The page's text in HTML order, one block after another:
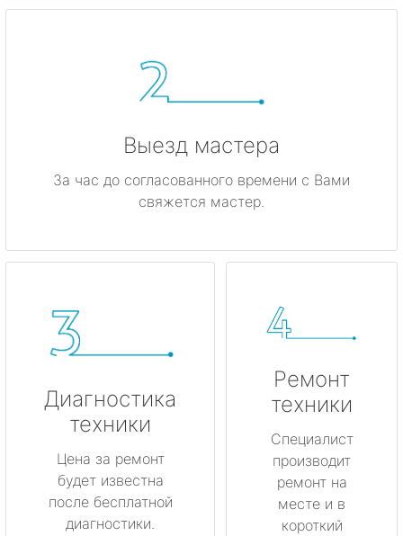
Выезд мастера
За час до согласованного времени с Вами
свяжется мастер.
Диагностика
техники
Цена за ремонт
будет известна
после бесплатной
диагностики.
Ремонт
техники
Специалист
производит
ремонт на
месте и в
короткий